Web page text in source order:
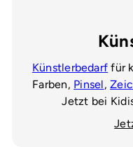
Künstlerbedarf für
Farben, Pinsel,
Jetzt bei